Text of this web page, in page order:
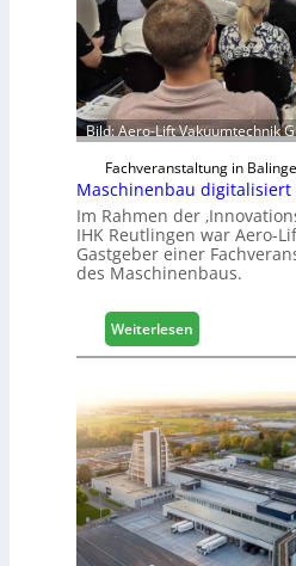
Bild: Aero-Lift Vakuumtechnik
Fachveranstaltung in
Maschinenbau digitalisiert
Im Rahmen der
IHK Reutlingen war Aero-
Gastgeber einer
des Maschinenbaus.
Weiterlesen
M
s
c
h
i
n
e
n
b